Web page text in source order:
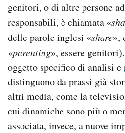
genitori, o di altre persone
responsabili, è chiamata «
delle parole inglesi «share»,
«parenting», essere
oggetto specifico di analisi e
distinguono da prassi già
altri media, come la
cui dinamiche sono più o
associata, invece, a nuove